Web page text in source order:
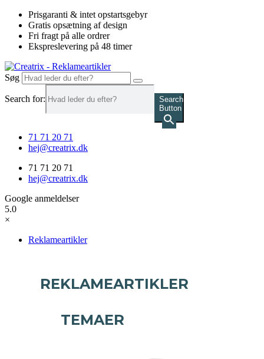
Videre
indhold
Prisgaranti & intet opstartsgebyr
Gratis opsætning af design
Fri fragt på alle ordrer
Ekspreslevering på 48 timer
Søg
Search for:
Search
Button
71 71 20 71
hej@creatrix.dk
71 71 20 71
hej@creatrix.dk
Google anmeldelser
5.0
×
Reklameartikler
REKLAMEARTIKLER
TEMAER